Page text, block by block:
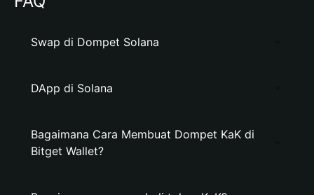
Swap di Dompet Solana
DApp di Solana
Bagaimana Cara Membuat Dompet KaK di
Bitget Wallet?